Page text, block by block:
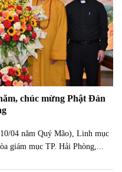
chúc mừng Phật Đản
04 năm Quý Mão), Linh mục
giám mục TP. Hải Phòng,...